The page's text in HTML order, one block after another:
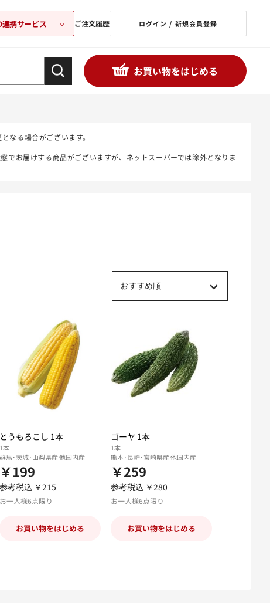
携サービス ご注文履歴 ログイン / 新規会員登録
お買い物をはじめる
なる場合がございます。
お届けする商品がございますが、ネットスーパーでは除外となりま
おすすめ順
とうもろこし 1本
1本
群馬･茨城･山梨県産 他国内産
￥199
参考税込 ￥215
お一人様6点限り
お買い物をはじめる
ゴーヤ 1本
1本
熊本･長崎･宮崎県産 他国内産
￥259
参考税込 ￥280
お一人様6点限り
お買い物をはじめる